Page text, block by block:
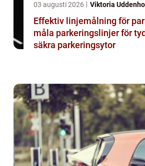
03 augusti 2026 Viktoria
Effektiv linjemålning för
måla parkeringslinjer för
säkra parkeringsytor